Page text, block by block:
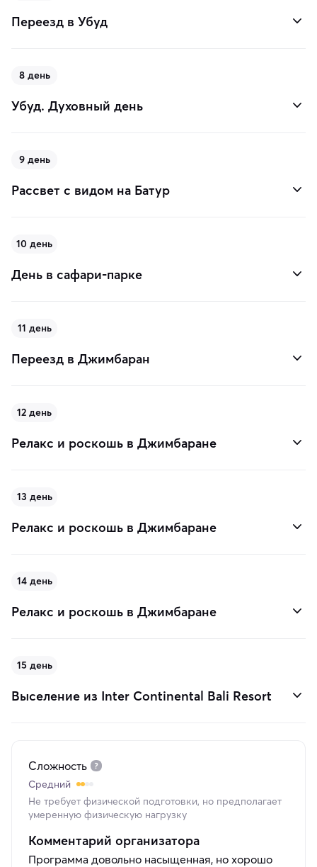
Переезд в Убуд
8 день
Убуд. Духовный день
9 день
Рассвет с видом на Батур
10 день
День в сафари-парке
11 день
Переезд в Джимбаран
12 день
Релакс и роскошь в Джимбаране
13 день
Релакс и роскошь в Джимбаране
14 день
Релакс и роскошь в Джимбаране
15 день
Выселение из Inter Continental Bali Resort
Сложность
Средний
Не требует физической подготовки, но предполагает
умеренную физическую нагрузку
Комментарий организатора
Программа довольно насыщенная, но хорошо